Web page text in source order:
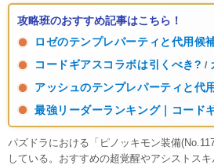
攻略班のおすすめ記事はこちら！
ロゼのテンプレパーティと代用候
コードギアスコラボは引くべき? /
アッシュのテンプレパーティと代
最強リーダーランキング｜コード
パズドラにおける「ピノッキモン装備
している。おすすめの超覚醒やアシストス